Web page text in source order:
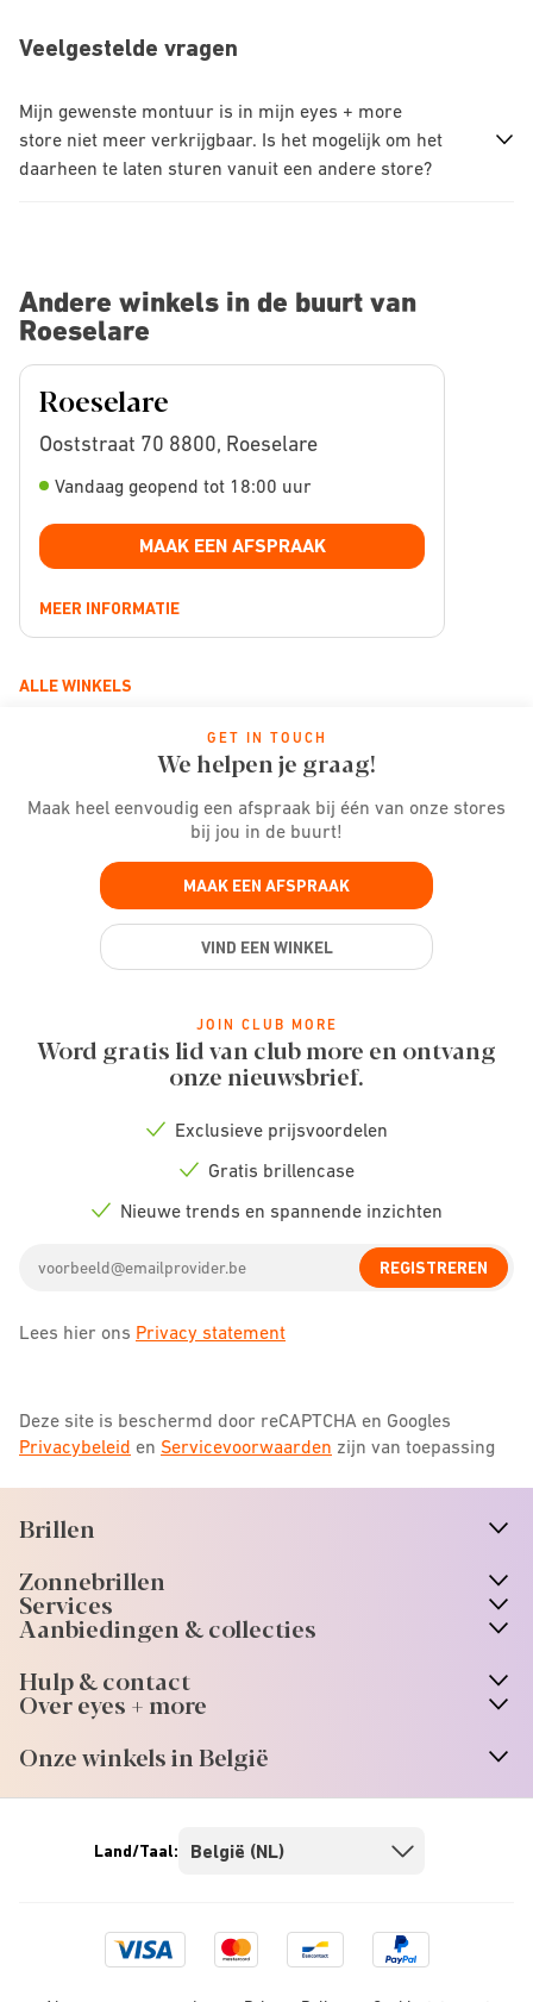
Veelgestelde vragen
Mijn gewenste montuur is in mijn eyes + more
store niet meer verkrijgbaar. Is het mogelijk om het
daarheen te laten sturen vanuit een andere store?
Andere winkels in de buurt van
Roeselare
Roeselare
Ooststraat 70 8800, Roeselare
Vandaag geopend tot 18:00 uur
MAAK EEN AFSPRAAK
MEER INFORMATIE
ALLE WINKELS
GET IN TOUCH
We helpen je graag!
Maak heel eenvoudig een afspraak bij één van onze stores
bij jou in de buurt!
MAAK EEN AFSPRAAK
VIND EEN WINKEL
JOIN CLUB MORE
Word gratis lid van club more en ontvang
onze nieuwsbrief.
icon
Exclusieve prijsvoordelen
icon
Gratis brillencase
Nieuwe trends en spannende inzichten
address
REGISTREREN
Lees hier ons Privacy statement
Deze site is beschermd door reCAPTCHA en Googles
Privacybeleid en Servicevoorwaarden zijn van toepassing
Brillen
Zonnebrillen
Services
Aanbiedingen & collecties
Hulp & contact
Over eyes + more
Onze winkels in België
Visa
logo
Mastercard
logo
Bancontact
logo
Paypal
Land/Taal: